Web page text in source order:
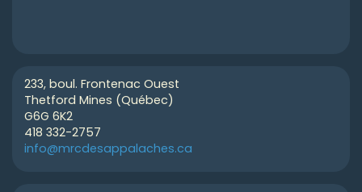
233, boul. Frontenac Ouest
Thetford Mines (Québec)
G6G 6K2
418 332-2757
info@mrcdesappalaches.ca